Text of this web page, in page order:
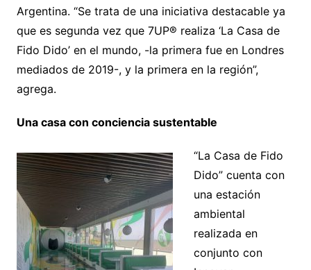
Argentina. “Se trata de una iniciativa destacable ya
que es segunda vez que 7UP® realiza ‘La Casa de
Fido Dido’ en el mundo, -la primera fue en Londres
mediados de 2019-, y la primera en la región”,
agrega.
Una casa con conciencia sustentable
“La Casa de Fido
Dido” cuenta con
una estación
ambiental
realizada en
conjunto con